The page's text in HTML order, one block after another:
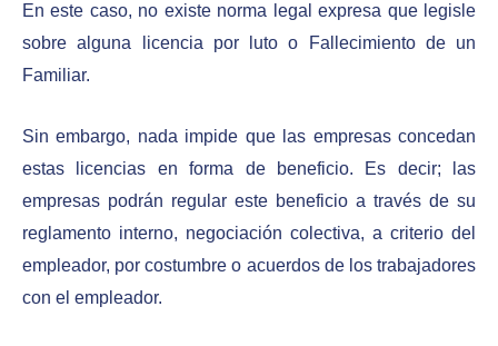
En este caso, no existe norma legal expresa que legisle
sobre alguna licencia por luto o Fallecimiento de un
Familiar.
Sin embargo, nada impide que las empresas concedan
estas licencias en forma de beneficio. Es decir; las
empresas podrán regular este beneficio a través de su
reglamento interno, negociación colectiva, a criterio del
empleador, por costumbre o acuerdos de los trabajadores
con el empleador.